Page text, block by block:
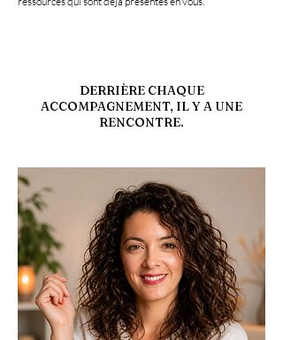
DERRIÈRE CHAQUE
ACCOMPAGNEMENT, IL Y A UNE
RENCONTRE.